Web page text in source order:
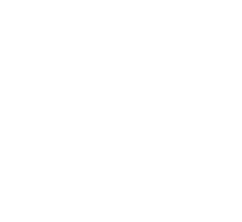
zunehmender